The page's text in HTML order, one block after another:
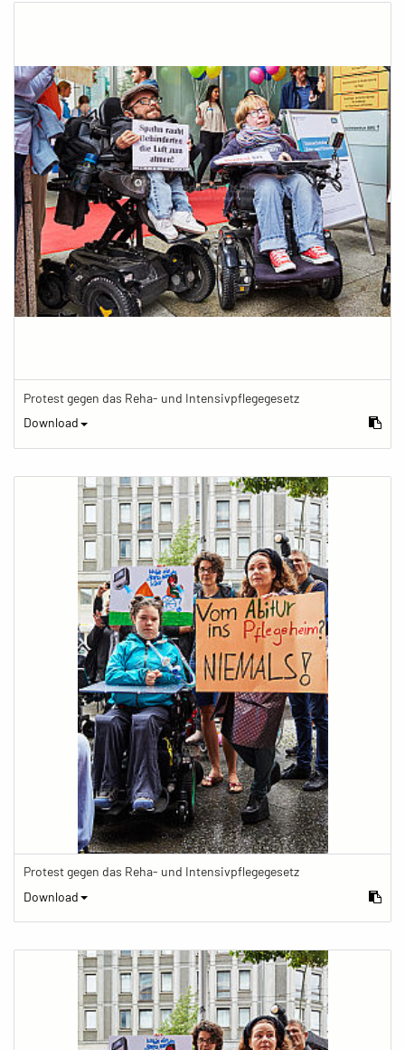
Protest gegen das Reha- und Intensivpflegegesetz
Download
Protest gegen das Reha- und Intensivpflegegesetz
Download